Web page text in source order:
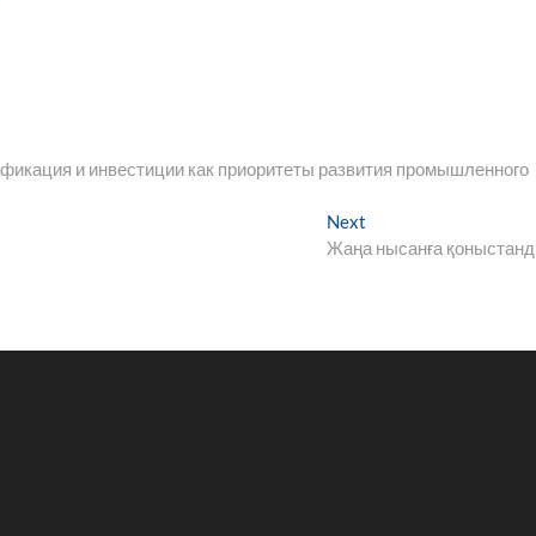
и инвестиции как приоритеты развития промышленного
Next
post:
Жаңа нысанға